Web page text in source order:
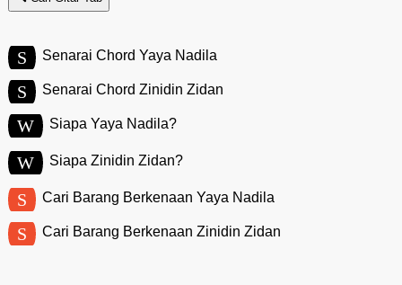
S Senarai Chord Yaya Nadila
S Senarai Chord Zinidin Zidan
W Siapa Yaya Nadila?
W Siapa Zinidin Zidan?
S Cari Barang Berkenaan Yaya Nadila
S Cari Barang Berkenaan Zinidin Zidan